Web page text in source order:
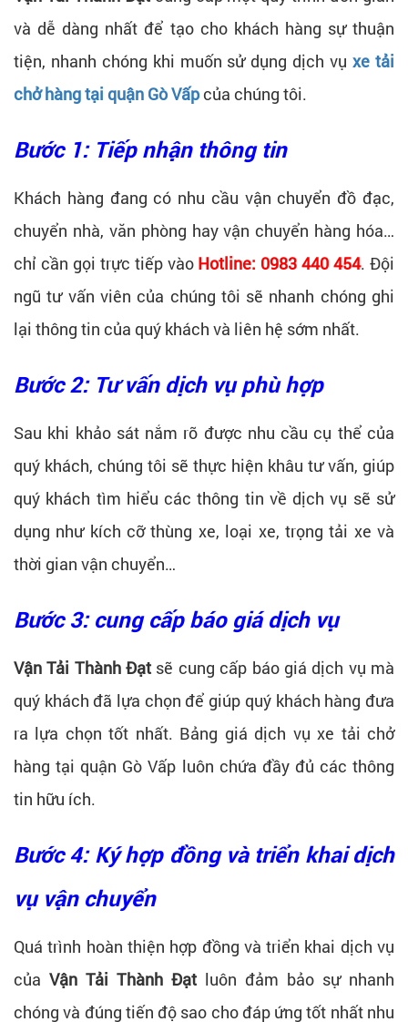
và dễ dàng nhất để tạo cho khách hàng sự thuận
tiện, nhanh chóng khi muốn sử dụng dịch vụxe tải
chở hàng tại quận Gò Vấpcủa chúng tôi.
Bước 1: Tiếp nhận thông tin
Khách hàng đang có nhu cầu vận chuyển đồ đạc,
chuyển nhà, văn phòng hay vận chuyển hàng hóa…
chỉ cần gọi trực tiếp vào Hotline: 0983 440 454. Đội
ngũ tư vấn viên của chúng tôi sẽ nhanh chóng ghi
lại thông tin của quý khách và liên hệ sớm nhất.
Bước 2: Tư vấn dịch vụ phù hợp
Sau khi khảo sát nắm rõ được nhu cầu cụ thể của
quý khách, chúng tôi sẽ thực hiện khâu tư vấn, giúp
quý khách tìm hiểu các thông tin về dịch vụ sẽ sử
dụng như kích cỡ thùng xe, loại xe, trọng tải xe và
thời gian vận chuyển…
Bước 3: cung cấp báo giá dịch vụ
Vận Tải Thành Đạt sẽ cung cấp báo giá dịch vụ mà
quý khách đã lựa chọn để giúp quý khách hàng đưa
ra lựa chọn tốt nhất. Bảng giá dịch vụ xe tải chở
hàng tại quận Gò Vấp luôn chứa đầy đủ các thông
tin hữu ích.
Bước 4: Ký hợp đồng và triển khai dịch
vụ vận chuyển
Quá trình hoàn thiện hợp đồng và triển khai dịch vụ
của Vận Tải Thành Đạt luôn đảm bảo sự nhanh
chóng và đúng tiến độ sao cho đáp ứng tốt nhất nhu